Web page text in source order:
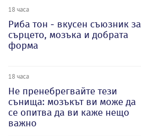
18 часа
Риба тон - вкусен съюзник за
сърцето, мозъка и добрата
форма
18 часа
Не пренебрегвайте тези
сънища: мозъкът ви може да
се опитва да ви каже нещо
важно